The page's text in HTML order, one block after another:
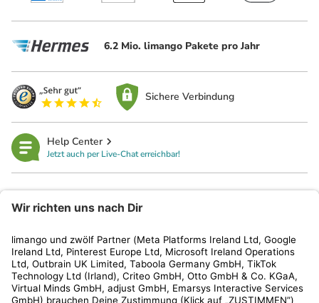
6.2 Mio. limango Pakete pro Jahr
Sichere Verbindung
Help Center
Jetzt auch per Live-Chat erreichbar!
Kundenservice
Shop